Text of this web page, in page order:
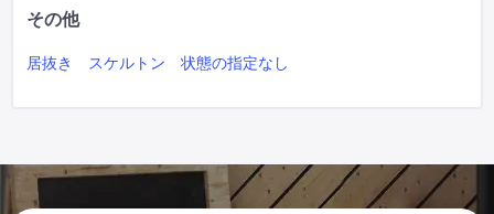
その他
居抜き スケルトン 状態の指定なし